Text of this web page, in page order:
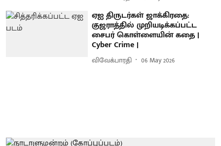
ஏஐ திருடர்கள் ஜாக்கிரதை:
குஜராத்தில் முறியடிக்கப்பட்ட
சைபர் கொள்ளையின் கதை |
Cyber Crime |
விவேக்பாரதி 06 May 2026